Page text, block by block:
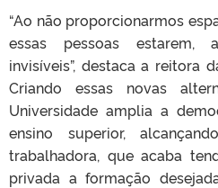
“Ao não proporcionarmos
essas pessoas estarem,
invisíveis”, destaca a reitora
Criando essas novas
Universidade amplia a
ensino superior,
trabalhadora, que acaba
privada a formação